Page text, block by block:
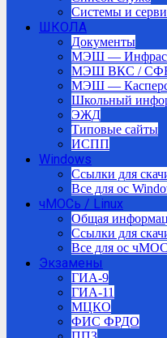
Системы и
ШКОЛА
Документы
МЭШ —
МЭШ ВКС /
МЭШ —
Школьный
ЭЖД
Типовые сайты
ИСПП
Windows
Ссылки для
Все для ос
чМОСь / Linux
Общая
Ссылки для
Все для ос
Экзамены
ГИА-9
ГИА-11
МЦКО
ФИС ФРДО